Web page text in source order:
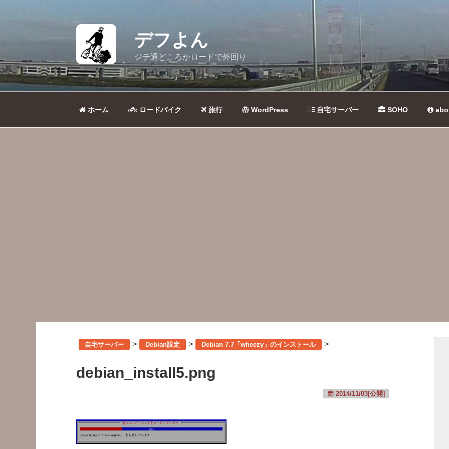
へ
ス
キ
デフよん
ジテ通どころかロードで外回り
ホーム ロードバイク 旅行 WordPress 自宅サーバー SOHO
自宅サーバー > Debian設定 > Debian 7.7「wheezy」のインストール >
debian_install5.png
2014/11/03[公開]